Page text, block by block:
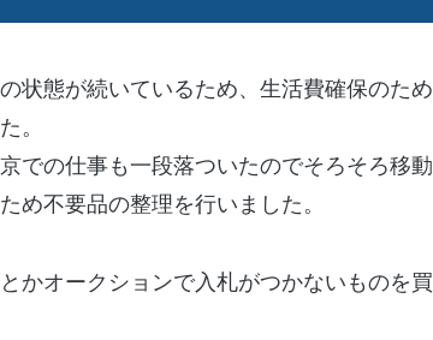
状態が続いているため、生活費確保のため
。
での仕事も一段落ついたのでそろそろ移動
め不要品の整理を行いました。
かオークションで入札がつかないものを買